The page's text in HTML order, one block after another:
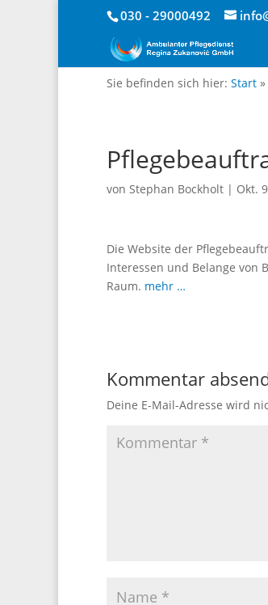
030 - 29000492
Sie befinden sich hier: Start »
von Stephan Bockholt | Okt.
Die Website der
Interessen und Belange von
Raum. mehr …
Kommentar
Deine E-Mail-Adresse wird